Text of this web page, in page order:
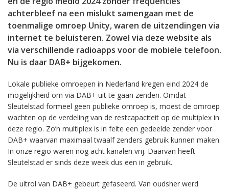
achterbleef na een mislukt samengaan met de
toenmalige omroep Unity, waren de uitzendingen via
internet te beluisteren. Zowel via deze website als
via verschillende radioapps voor de mobiele telefoon.
Nu is daar DAB+ bijgekomen.
Lokale publieke omroepen in Nederland kregen eind 2024 de
mogelijkheid om via DAB+ uit te gaan zenden. Omdat
Sleutelstad formeel geen publieke omroep is, moest de omroep
wachten op de verdeling van de restcapaciteit op de multiplex in
deze regio. Zo’n multiplex is in feite een gedeelde zender voor
DAB+ waarvan maximaal twaalf zenders gebruik kunnen maken.
In onze regio waren nog acht kanalen vrij. Daarvan heeft
Sleutelstad er sinds deze week dus een in gebruik.
De uitrol van DAB+ gebeurt gefaseerd. Van oudsher werd